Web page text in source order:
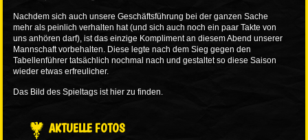
Nachdem sich auch unsere Geschäftsführung bei der ganzen Sache
mehr als peinlich verhalten hat (und sich auch noch ein paar Takte von
uns anhören darf), ist das einzige Kompliment an diesem Abend unserer
Mannschaft vorbehalten. Diese legte nach dem Sieg gegen den
Tabellenführer tatsächlich nochmal nach und gestaltet so diese Saison
wieder etwas erfreulicher.
Das Bild des Spieltags ist hier zu finden.
AKTUELLE FOTOS